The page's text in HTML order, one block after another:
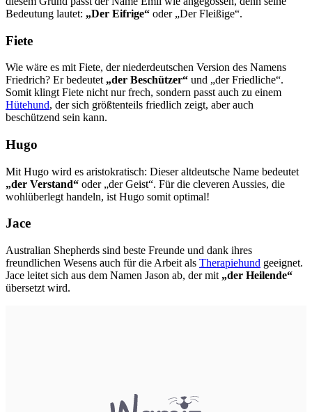
Bedeutung lautet: „Der Eifrige“ oder „Der Fleißige“.
Fiete
Wie wäre es mit Fiete, der niederdeutschen Version des Namens
Friedrich? Er bedeutet „der Beschützer“ und „der Friedliche“.
Somit klingt Fiete nicht nur frech, sondern passt auch zu einem
Hütehund, der sich größtenteils friedlich zeigt, aber auch
beschützend sein kann.
Hugo
Mit Hugo wird es aristokratisch: Dieser altdeutsche Name bedeutet
„der Verstand“ oder „der Geist“. Für die cleveren Aussies, die
wohlüberlegt handeln, ist Hugo somit optimal!
Jace
Australian Shepherds sind beste Freunde und dank ihres
freundlichen Wesens auch für die Arbeit als Therapiehund geeignet.
Jace leitet sich aus dem Namen Jason ab, der mit „der Heilende“
übersetzt wird.